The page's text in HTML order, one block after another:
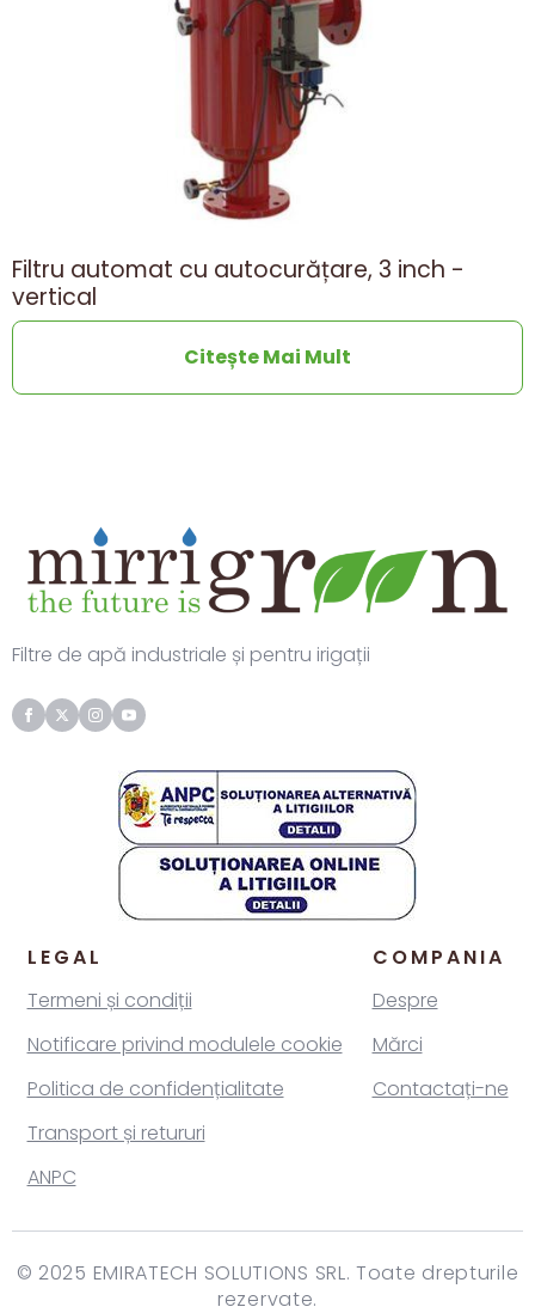
Filtru automat cu autocurățare, 3 inch -
vertical
Citește Mai Mult
Filtre de apă industriale și pentru irigații
LEGAL
Termeni și condiții
Notificare privind modulele cookie
Politica de confidențialitate
Transport și retururi
ANPC
COMPANIA
Despre
Mărci
Contactați-ne
© 2025 EMIRATECH SOLUTIONS SRL. Toate drepturile
rezervate.